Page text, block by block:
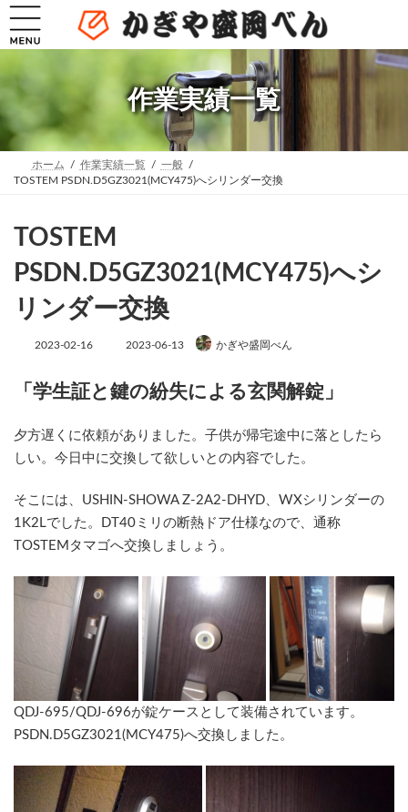
コ
テ
へ
ッ
プ
ナ
ゲ
ョ
移
動
作業実績一覧
ホーム 作業実績一覧
一般
TOSTEM PSDN.D5GZ3021(MCY475)へシリンダー交換
TOSTEM
PSDN.D5GZ3021(MCY475)へシ
リンダー交換
2023-02-16
最
新
日
:
2023-06-13 かぎや盛岡べん
「学生証と鍵の紛失による玄関解錠」
夕方遅くに依頼がありました。子供が帰宅途中に落としたら
しい。今日中に交換して欲しいとの内容でした。
そこには、USHIN-SHOWA Z-2A2-DHYD、WXシリンダーの
1K2Lでした。DT40ミリの断熱ドア仕様なので、通称
TOSTEMタマゴへ交換しましょう。
QDJ-695/QDJ-696が錠ケースとして装備されています。
PSDN.D5GZ3021(MCY475)へ交換しました。